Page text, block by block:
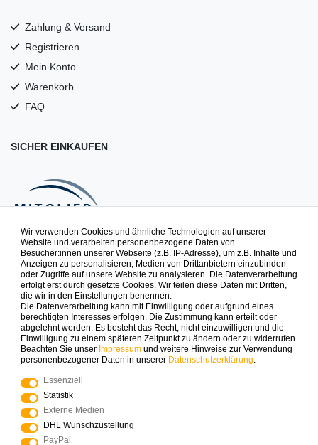
Zahlung & Versand
Registrieren
Mein Konto
Warenkorb
FAQ
SICHER EINKAUFEN
NEWSLETTER
Spielspaß zuerst erfahren. Newsletter abonnieren & 10% auf
die erste Bestellung sichern.
ABONNIEREN
Wir verwenden Cookies und ähnliche Technologien auf unserer
Website und verarbeiten personenbezogene Daten von
Besucher:innen unserer Webseite (z.B. IP-Adresse), um z.B. Inhalte und
Anzeigen zu personalisieren, Medien von Drittanbietern einzubinden
oder Zugriffe auf unsere Website zu analysieren. Die Datenverarbeitung
erfolgt erst durch gesetzte Cookies. Wir teilen diese Daten mit Dritten,
die wir in den Einstellungen benennen.
Die Datenverarbeitung kann mit Einwilligung oder aufgrund eines
berechtigten Interesses erfolgen. Die Zustimmung kann erteilt oder
abgelehnt werden. Es besteht das Recht, nicht einzuwilligen und die
Einwilligung zu einem späteren Zeitpunkt zu ändern oder zu widerrufen.
Beachten Sie unser Impressum und weitere Hinweise zur Verwendung
personenbezogener Daten in unserer Daten­schutz­erklärung.
Essenziell
Statistik
Externe Medien
DHL Wunschzustellung
PayPal